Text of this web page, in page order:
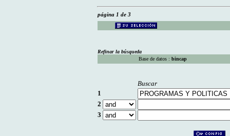
página 1 de 3
Refinar la búsqueda
Base de datos : bincap
Buscar
1
2
3